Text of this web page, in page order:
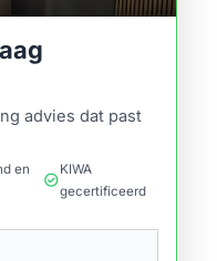
advies dat past
en
check_circle
KIWA
gecertificeerd